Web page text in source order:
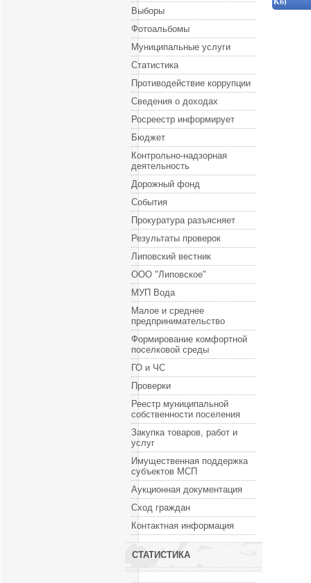
Выборы
Фотоальбомы
Муниципальные услуги
Статистика
Противодействие коррупции
Сведения о доходах
Росреестр информирует
Бюджет
Контрольно-надзорная
деятельность
Дорожный фонд
События
Прокуратура разъясняет
Результаты проверок
Липовский вестник
ООО "Липовское"
МУП Вода
Малое и среднее
предпринимательство
Формирование комфортной
поселковой среды
ГО и ЧС
Проверки
Реестр муниципальной
собственности поселения
Закупка товаров, работ и
услуг
Имущественная поддержка
субъектов МСП
Аукционная документация
Сход граждан
Контактная информация
СТАТИСТИКА
Kb)